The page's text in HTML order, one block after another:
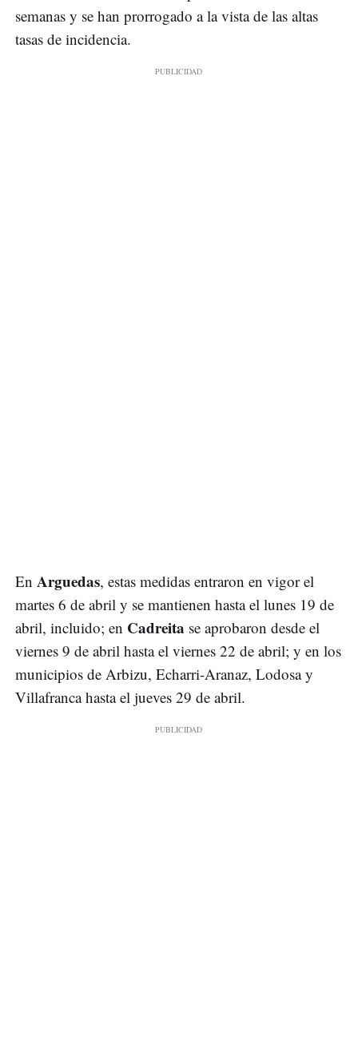
semanas y se han prorrogado a la vista de las altas
tasas de incidencia.
En Arguedas, estas medidas entraron en vigor el
martes 6 de abril y se mantienen hasta el lunes 19 de
abril, incluido; en Cadreita se aprobaron desde el
viernes 9 de abril hasta el viernes 22 de abril; y en los
municipios de Arbizu, Echarri-Aranaz, Lodosa y
Villafranca hasta el jueves 29 de abril.